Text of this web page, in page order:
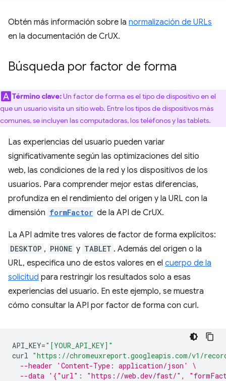
Obtén más información sobre la normalización de URLs
en la documentación de CrUX.
Búsqueda por factor de forma
Término clave:Un factor de forma es el tipo de dispositivo en el
que un usuario visita un sitio web. Entre los tipos de dispositivos más
comunes, se incluyen las computadoras, los teléfonos y las tablets.
Las experiencias del usuario pueden variar
significativamente según las optimizaciones del sitio
web, las condiciones de la red y los dispositivos de los
usuarios. Para comprender mejor estas diferencias,
profundiza en el rendimiento del origen y la URL con la
dimensión formFactor de la API de CrUX.
La API admite tres valores de factor de forma explícitos:
DESKTOP , PHONE y TABLET . Además del origen o la
URL, especifica uno de estos valores en el cuerpo de la
solicitud para restringir los resultados solo a esas
experiencias del usuario. En este ejemplo, se muestra
cómo consultar la API por factor de forma con curl.
API_KEY="[YOUR_API_KEY]"
curl "https://chromeuxreport.googleapis.com/v1/
--header 'Content-Type: application/json' \
--data '{"url": "https://web.dev/fast/",